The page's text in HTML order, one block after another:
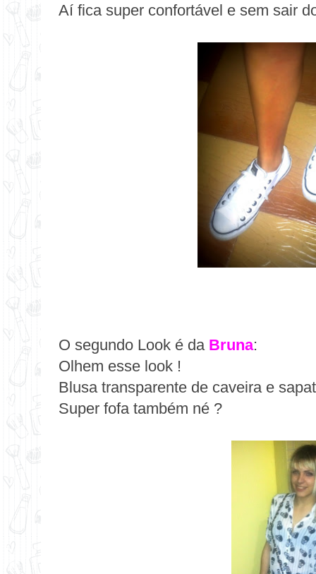
Aí fica super confortável e sem sair
O segundo Look é da Bruna:
Olhem esse look !
Blusa transparente de caveira e
Super fofa também né ?